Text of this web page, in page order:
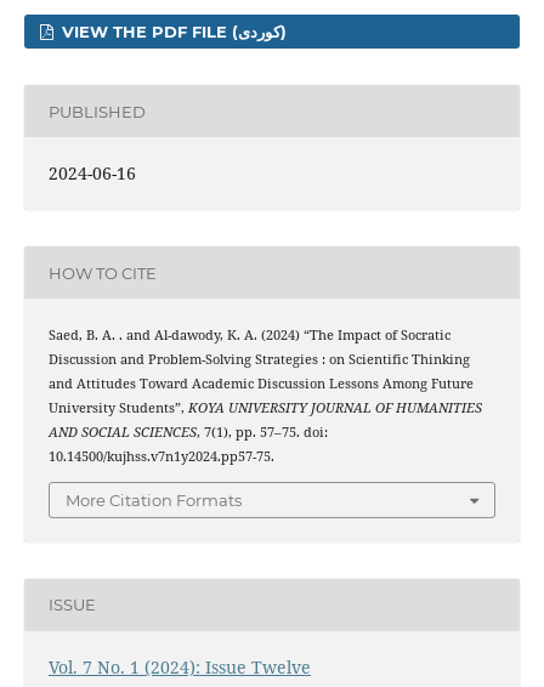
VIEW THE PDF FILE (کوردی)
PUBLISHED
2024-06-16
HOW TO CITE
Saed, B. A. . and Al-dawody, K. A. (2024) “The Impact of Socratic
Discussion and Problem-Solving Strategies : on Scientific Thinking
and Attitudes Toward Academic Discussion Lessons Among Future
University Students”, KOYA UNIVERSITY JOURNAL OF HUMANITIES
AND SOCIAL SCIENCES, 7(1), pp. 57–75. doi:
10.14500/kujhss.v7n1y2024.pp57-75.
More Citation Formats
ISSUE
Vol. 7 No. 1 (2024): Issue Twelve